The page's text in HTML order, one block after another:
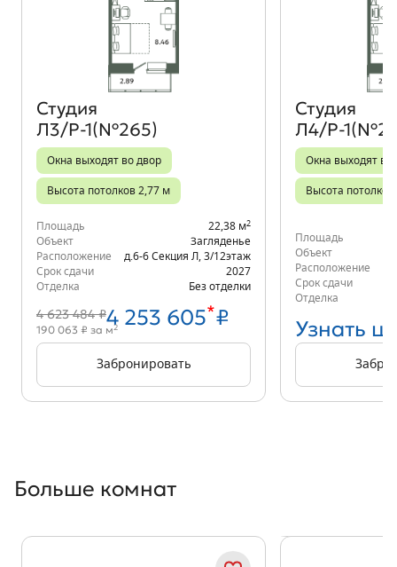
Объект месяца
Студия
Л3/Р-1(№265)
Окна выходят во двор
Высота потолков 2,77 м
Площадь 22,38 м2
Объект
Загляденье
Расположение
д.6-6 Секция Л 3/12этаж
Срок сдачи
2027
Отделка
Без отделки
4 623 484 ₽4 253 605*₽
190 063 ₽ за м2
Забронировать
Студия
Л4/Р-
Окна выходят во
Высота
Площадь
Объект
Расположение
Срок сдачи
Отделка
Узнать
Больше комнат